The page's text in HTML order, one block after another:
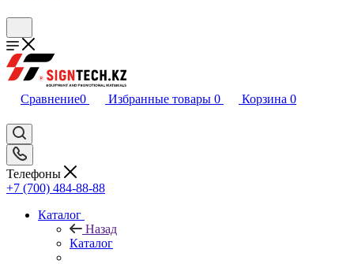
Сравнение0 Избранные товары 0 Корзина 0
Телефоны
+7 (700) 484-88-88
Каталог
Назад
Каталог